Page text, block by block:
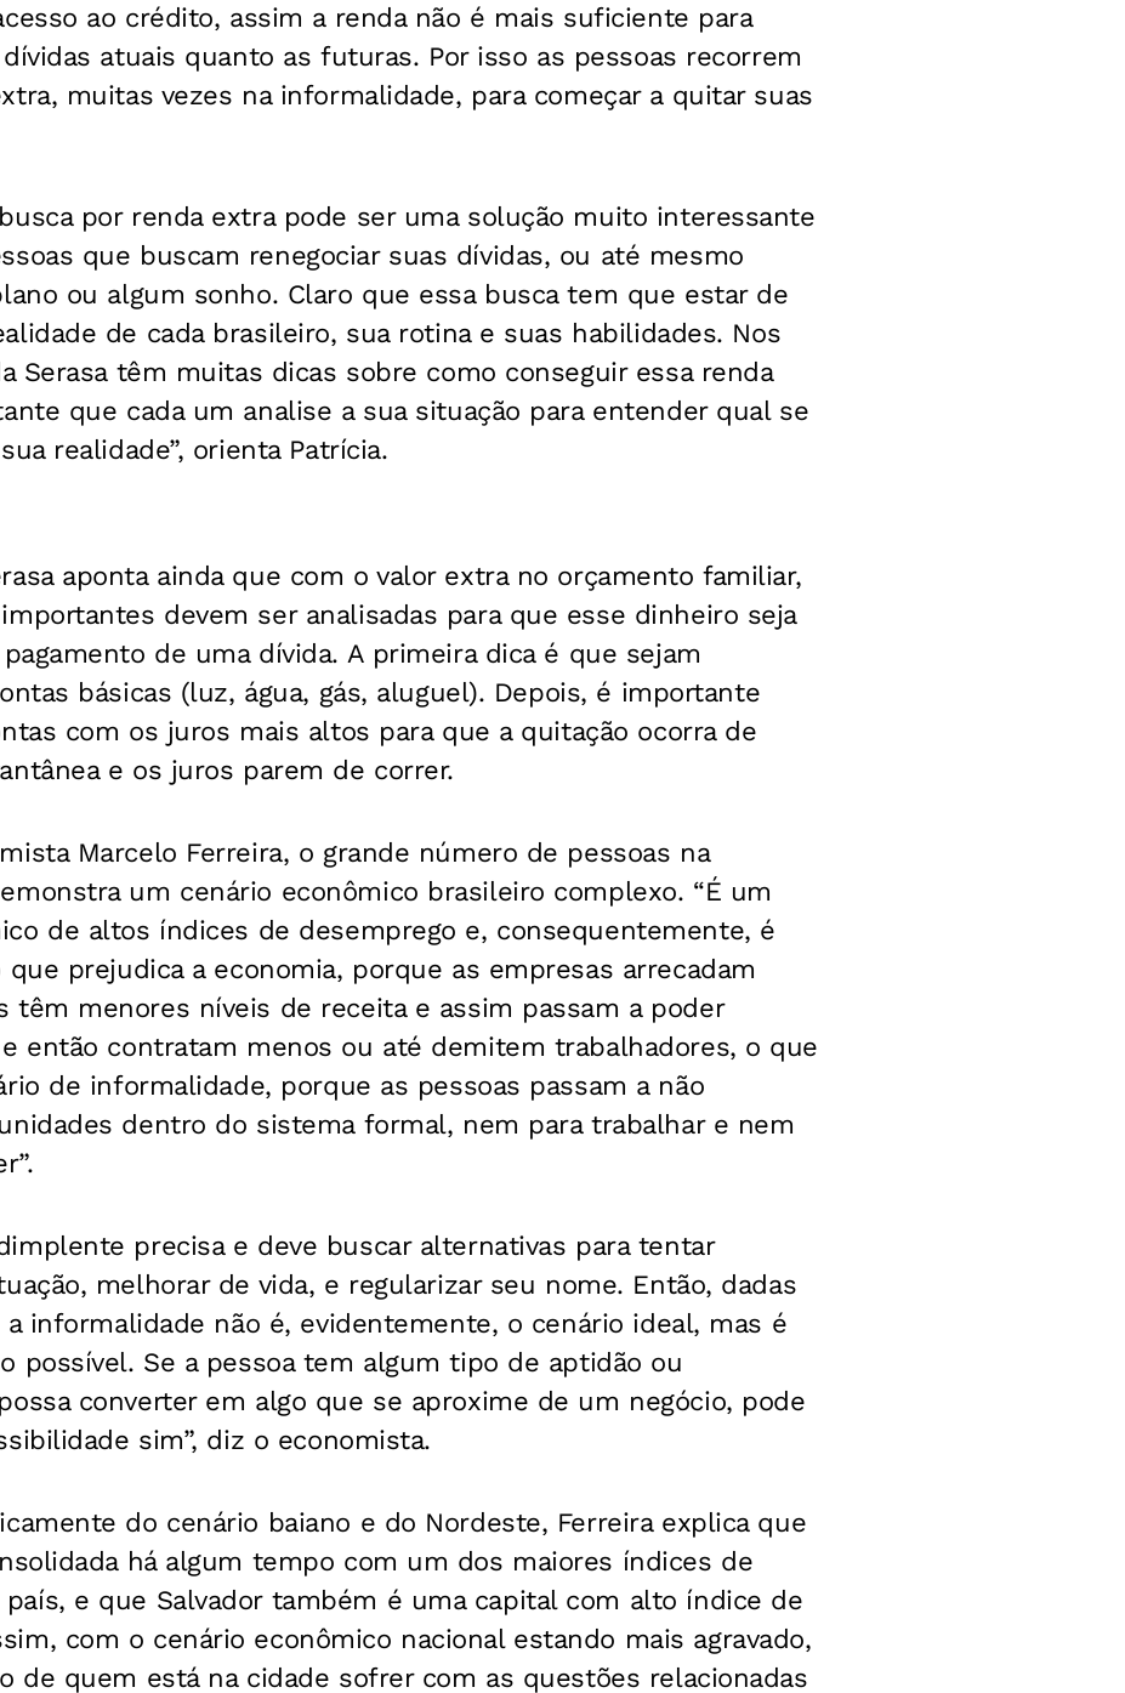
ao crédito, assim a renda não é mais suficiente para
atuais quanto as futuras. Por isso as pessoas recorrem
muitas vezes na informalidade, para começar a quitar suas
por renda extra pode ser uma solução muito interessante
que buscam renegociar suas dívidas, ou até mesmo
ou algum sonho. Claro que essa busca tem que estar de
de cada brasileiro, sua rotina e suas habilidades. Nos
Serasa têm muitas dicas sobre como conseguir essa renda
que cada um analise a sua situação para entender qual se
realidade”, orienta Patrícia.
aponta ainda que com o valor extra no orçamento familiar,
devem ser analisadas para que esse dinheiro seja
de uma dívida. A primeira dica é que sejam
básicas (luz, água, gás, aluguel). Depois, é importante
com os juros mais altos para que a quitação ocorra de
e os juros parem de correr.
Marcelo Ferreira, o grande número de pessoas na
um cenário econômico brasileiro complexo. “É um
de altos índices de desemprego e, consequentemente, é
prejudica a economia, porque as empresas arrecadam
têm menores níveis de receita e assim passam a poder
então contratam menos ou até demitem trabalhadores, o que
de informalidade, porque as pessoas passam a não
dentro do sistema formal, nem para trabalhar e nem
precisa e deve buscar alternativas para tentar
melhorar de vida, e regularizar seu nome. Então, dadas
informalidade não é, evidentemente, o cenário ideal, mas é
possível. Se a pessoa tem algum tipo de aptidão ou
converter em algo que se aproxime de um negócio, pode
sim”, diz o economista.
do cenário baiano e do Nordeste, Ferreira explica que
há algum tempo com um dos maiores índices de
e que Salvador também é uma capital com alto índice de
com o cenário econômico nacional estando mais agravado,
de quem está na cidade sofrer com as questões relacionadas